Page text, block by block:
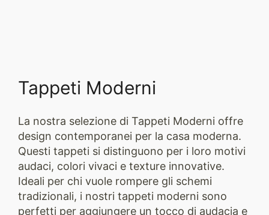
Tappeti Moderni
La nostra selezione di Tappeti Moderni offre
design contemporanei per la casa moderna.
Questi tappeti si distinguono per i loro motivi
audaci, colori vivaci e texture innovative.
Ideali per chi vuole rompere gli schemi
tradizionali, i nostri tappeti moderni sono
perfetti per aggiungere un tocco di audacia e